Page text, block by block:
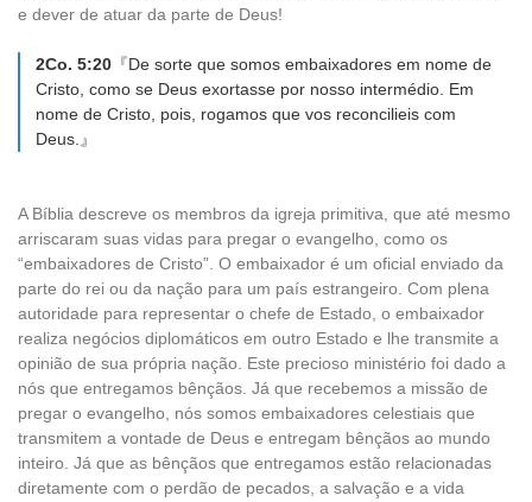
e dever de atuar da parte de Deus!
2Co. 5:20 『De sorte que somos embaixadores em nome de
Cristo, como se Deus exortasse por nosso intermédio. Em
nome de Cristo, pois, rogamos que vos reconcilieis com
Deus.』
A Bíblia descreve os membros da igreja primitiva, que até mesmo
arriscaram suas vidas para pregar o evangelho, como os
“embaixadores de Cristo”. O embaixador é um oficial enviado da
parte do rei ou da nação para um país estrangeiro. Com plena
autoridade para representar o chefe de Estado, o embaixador
realiza negócios diplomáticos em outro Estado e lhe transmite a
opinião de sua própria nação. Este precioso ministério foi dado a
nós que entregamos bênçãos. Já que recebemos a missão de
pregar o evangelho, nós somos embaixadores celestiais que
transmitem a vontade de Deus e entregam bênçãos ao mundo
inteiro. Já que as bênçãos que entregamos estão relacionadas
diretamente com o perdão de pecados, a salvação e a vida